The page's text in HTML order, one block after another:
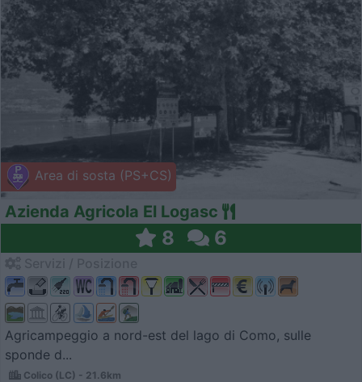
Area di sosta (PS+CS)
Azienda Agricola El Logasc
8 6
Agricampeggio a nord-est del lago di Como, sulle
sponde d...
Colico (LC) - 21.6km